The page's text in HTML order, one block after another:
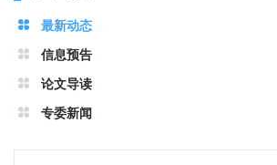
最新动态
信息预告
论文导读
专委新闻